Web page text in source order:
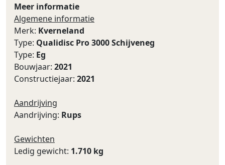
Meer informatie
Algemene informatie
Merk: Kverneland
Type: Qualidisc Pro 3000 Schijveneg
Type: Eg
Bouwjaar: 2021
Constructiejaar: 2021
Aandrijving
Aandrijving: Rups
Gewichten
Ledig gewicht: 1.710 kg